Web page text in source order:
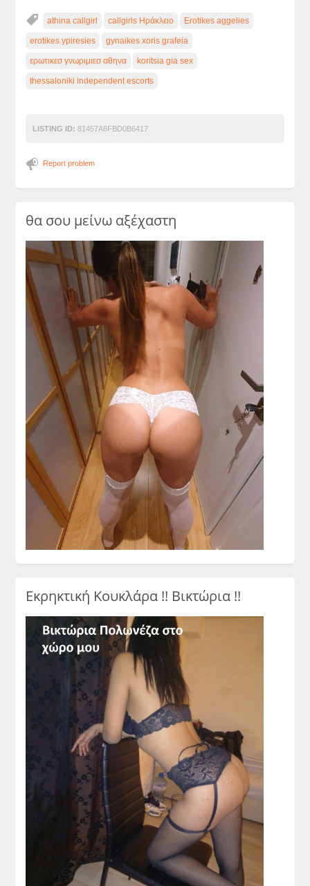
athina callgirl callgirls Ηράκλειο Erotikes aggelies
erotikes ypiresies gynaikes xoris grafeia
ερωτικεσ γνωριμιεσ αθηνα koritsia gia sex
thessaloniki independent escorts
LISTING ID: 81457A6FBD0B6417
Report problem
θα σου μείνω αξέχαστη
Εκρηκτική Κουκλάρα !! Βικτώρια !!